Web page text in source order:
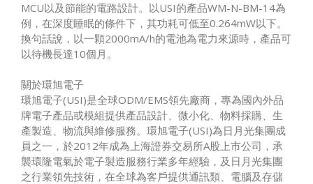
MCU以及節能的電路設計。以USI的產品WM-N-BM-14為
例，在深度睡眠的條件下，其功耗可低至0.264mW以下。
換句話說，以一顆2000mA/h的電池為電力來源時，產品可
以待機長達10個月。
關於環旭電子
環旭電子(USI)是全球ODM/EMS領先廠商，專為國內外品
牌電子產品或模組提供產品設計、微小化、物料採購、生
產製造、物流與維修服務。環旭電子(USI)為日月光集團成
員之一，於2012年成為上海證券交易所A股上市公司，承
襲環隆電氣於電子製造服務行業多年經驗，及日月光集團
之行業領先技術，在全球為客戶提供通訊類、電腦及存儲